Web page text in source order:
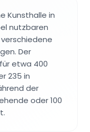
Kunsthalle in
nutzbaren
Der
etwa 400
235 in
der
oder 100